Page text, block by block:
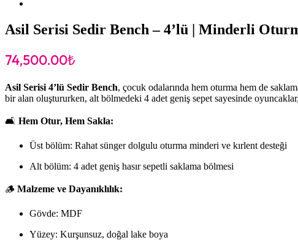
Asil Serisi Sedir Bench – 4’lü | Minderli
74,500.00₺
Asil Serisi 4’lü Sedir Bench, çocuk odalarında hem oturma hem de
bir alan oluştururken, alt bölmedeki 4 adet geniş sepet sayesinde
🛋️ Hem Otur, Hem Sakla:
Üst bölüm: Rahat sünger dolgulu oturma minderi ve kırlent desteği
Alt bölüm: 4 adet geniş hasır sepetli saklama bölmesi
🪵 Malzeme ve Dayanıklılık:
Gövde: MDF
Yüzey: Kurşunsuz, doğal lake boya